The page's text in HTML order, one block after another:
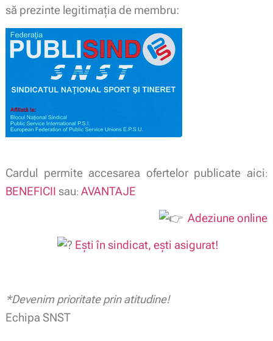
să prezinte legitimaţia de membru:
Cardul permite accesarea ofertelor publicate aici:
BENEFICII sau: AVANTAJE
Adeziune online
Ești în sindicat, ești asigurat!
*Devenim prioritate prin atitudine!
Echipa SNST